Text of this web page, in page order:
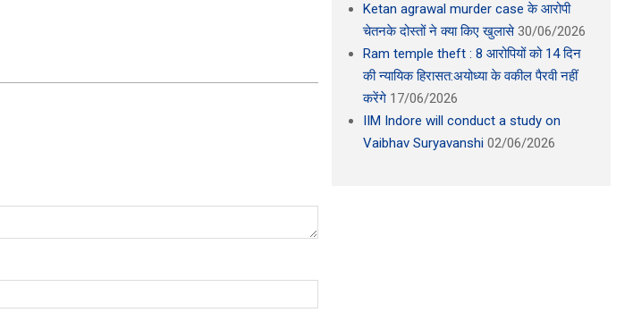
Ketan agrawal murder case के आरोपी
चेतनके दोस्तों ने क्या किए खुलासे 30/06/2026
Ram temple theft : 8 आरोपियों को 14 दिन
की न्यायिक हिरासत:अयोध्या के वकील पैरवी नहीं
करेंगे 17/06/2026
IIM Indore will conduct a study on
Vaibhav Suryavanshi 02/06/2026